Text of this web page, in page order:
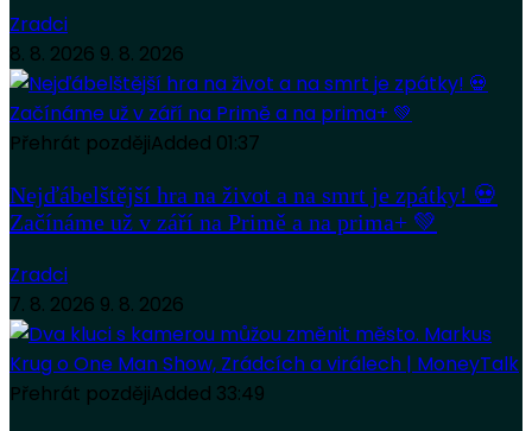
Zradci
8. 8. 2026 9. 8. 2026
Přehrát pozdějiAdded 01:37
Nejďábelštější hra na život a na smrt je zpátky! 💀
Začínáme už v září na Primě a na prima+ 💚
Zradci
7. 8. 2026 9. 8. 2026
Přehrát pozdějiAdded 33:49